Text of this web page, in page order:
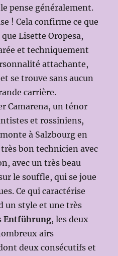
pense généralement.
! Cela confirme ce que
Lisette Oropesa,
et techniquement
attachante,
se trouve sans aucun
carrière.
Camarena, un ténor
et rossiniens,
à Salzbourg en
très bon technicien avec
avec un très beau
le souffle, qui se joue
Ce qui caractérise
un style et une très
Entführung, les deux
airs
deux consécutifs et